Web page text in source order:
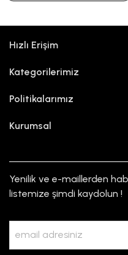
Hızlı Erişim
Kategorilerimiz
Politikalarımız
Kurumsal
Yenilik ve e-maillerden
listemize şimdi kaydolun !